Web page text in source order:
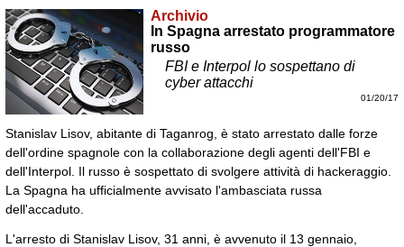
Archivio
In Spagna arrestato programmatore
russo
FBI e Interpol lo sospettano di
cyber attacchi
01/20/17
Stanislav Lisov, abitante di Taganrog, è stato arrestato dalle forze
dell'ordine spagnole con la collaborazione degli agenti dell'FBI e
dell'Interpol. Il russo è sospettato di svolgere attività di hackeraggio.
La Spagna ha ufficialmente avvisato l'ambasciata russa
dell'accaduto.
L'arresto di Stanislav Lisov, 31 anni, è avvenuto il 13 gennaio,